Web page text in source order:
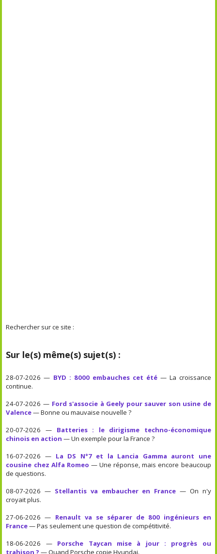
Rechercher sur ce site :
Sur le(s) même(s) sujet(s) :
28-07-2026 — BYD : 8000 embauches cet été— La croissance
continue.
24-07-2026 — Ford s'associe à Geely pour sauver son usine de
Valence— Bonne ou mauvaise nouvelle ?
20-07-2026 — Batteries : le dirigisme techno-économique
chinois en action — Un exemple pour la France ?
16-07-2026 — La DS N°7 et la Lancia Gamma auront une
cousine chez Alfa Romeo — Une réponse, mais encore beaucoup
de questions.
08-07-2026 — Stellantis va embaucher en France — On n'y
croyait plus.
27-06-2026 — Renault va se séparer de 800 ingénieurs en
France— Pas seulement une question de compétitivité.
18-06-2026 — Porsche Taycan mise à jour : progrès ou
trahison ? — Quand Porsche copie Hyundai.